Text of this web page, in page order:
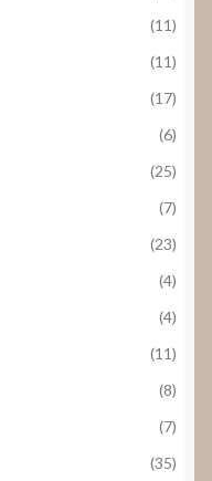
(11)
(11)
(17)
(6)
(25)
(7)
(23)
(4)
(4)
(11)
(8)
(7)
(35)